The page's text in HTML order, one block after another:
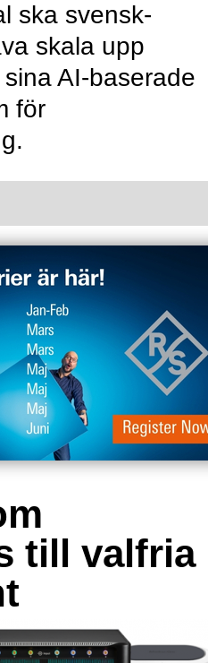
ska svensk-
skala upp
AI-baserade
för
till valfria